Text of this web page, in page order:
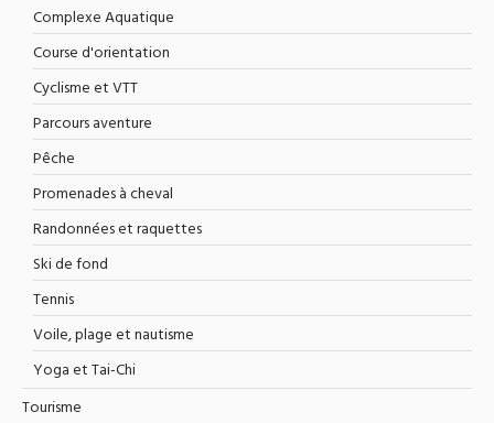
Complexe Aquatique
Course d'orientation
Cyclisme et VTT
Parcours aventure
Pêche
Promenades à cheval
Randonnées et raquettes
Ski de fond
Tennis
Voile, plage et nautisme
Yoga et Tai-Chi
Tourisme